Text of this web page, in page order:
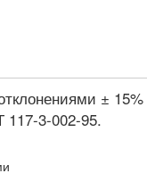
± 15%
117-3-002-95.